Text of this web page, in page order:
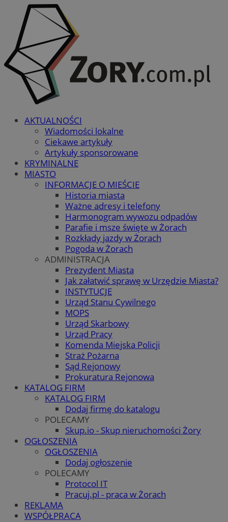
AKTUALNOŚCI
Wiadomości lokalne
Ciekawe artykuły
Artykuły sponsorowane
KRYMINALNE
MIASTO
INFORMACJE O MIEŚCIE
Historia miasta
Ważne adresy i telefony
Harmonogram wywozu odpadów
Parafie i msze święte w Żorach
Rozkłady jazdy w Żorach
Pogoda w Żorach
ADMINISTRACJA
Prezydent Miasta
Jak załatwić sprawę w Urzędzie Miasta?
INSTYTUCJE
Urząd Stanu Cywilnego
MOPS
Urząd Skarbowy
Urząd Pracy
Komenda Miejska Policji
Straż Pożarna
Sąd Rejonowy
Prokuratura Rejonowa
KATALOG FIRM
KATALOG FIRM
Dodaj firmę do katalogu
POLECAMY
Skup.io - Skup nieruchomości Żory
OGŁOSZENIA
OGŁOSZENIA
Dodaj ogłoszenie
POLECAMY
Protocol IT
Pracuj.pl - praca w Żorach
REKLAMA
WSPÓŁPRACA